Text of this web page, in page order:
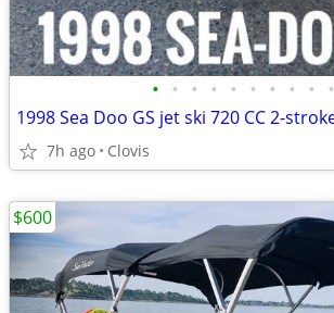
• • • • • • • • • •
7h ago Clovis
$600